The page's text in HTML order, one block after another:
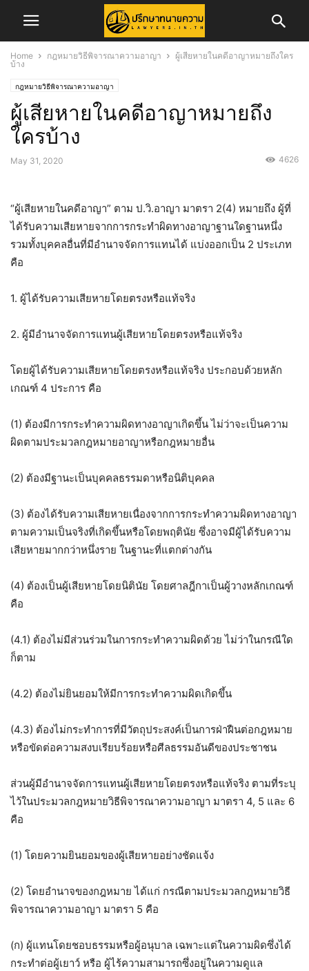
Home กฎหมายวิธีพิจารณาความอาญา
ผู้เสียหายในคดีอาญาหมายถึงใคร
บ้าง
กฎหมายวิธีพิจารณาความอาญา
ผู้เสียหายในคดีอาญาหมายถึง
ใครบ้าง
May 31, 2020 4626
“ผู้เสียหายในคดีอาญา” ตาม ป.วิ.อาญา มาตรา 2(4) หมายถึง ผู้ที่
ได้รับความเสียหายจากการกระทำผิดทางอาญาฐานใดฐานหนึ่ง
รวมทั้งบุคคลอื่นที่มีอำนาจจัดการแทนได้ แบ่งออกเป็น 2 ประเภท
คือ
1. ผู้ได้รับความเสียหายโดยตรงหรือแท้จริง
2. ผู้มีอำนาจจัดการแทนผู้เสียหายโดยตรงหรือแท้จริง
โดยผู้ได้รับความเสียหายโดยตรงหรือแท้จริง ประกอบด้วยหลัก
เกณฑ์ 4 ประการ คือ
(1) ต้องมีการกระทำความผิดทางอาญาเกิดขึ้น ไม่ว่าจะเป็นความ
ผิดตามประมวลกฎหมายอาญาหรือกฎหมายอื่น
(2) ต้องมีฐานะเป็นบุคคลธรรมดาหรือนิติบุคคล
(3) ต้องได้รับความเสียหายเนื่องจากการกระทำความผิดทางอาญา
ตามความเป็นจริงที่เกิดขึ้นหรือโดยพฤตินัย ซึ่งอาจมีผู้ได้รับความ
เสียหายมากกว่าหนึ่งราย ในฐานะที่แตกต่างกัน
(4) ต้องเป็นผู้เสียหายโดยนิตินัย โดยศาลฎีกาเป็นผู้วางหลักเกณฑ์
คือ
(4.1) ต้องไม่มีส่วนร่วมในการกระทำความผิดด้วย ไม่ว่าในกรณีใด
ก็ตาม
(4.2) ต้องไม่ยินยอมให้มีการกระทำความผิดเกิดขึ้น
(4.3) ต้องไม่กระทำการที่มีวัตถุประสงค์เป็นการฝ่าฝืนต่อกฎหมาย
หรือขัดต่อความสงบเรียบร้อยหรือศีลธรรมอันดีของประชาชน
ส่วนผู้มีอำนาจจัดการแทนผู้เสียหายโดยตรงหรือแท้จริง ตามที่ระบุ
ไว้ในประมวลกฎหมายวิธีพิจารณาความอาญา มาตรา 4, 5 และ 6
คือ
(1) โดยความยินยอมของผู้เสียหายอย่างชัดแจ้ง
(2) โดยอำนาจของกฎหมาย ได้แก่ กรณีตามประมวลกฎหมายวิธี
พิจารณาความอาญา มาตรา 5 คือ
(ก) ผู้แทนโดยชอบธรรมหรือผู้อนุบาล เฉพาะแต่ในความผิดซึ่งได้
กระทำต่อผู้เยาว์ หรือ ผู้ไร้ความสามารถซึ่งอยู่ในความดูแล